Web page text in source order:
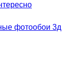
фотообои 3д